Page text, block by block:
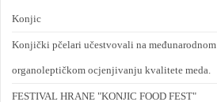
Konjic
Konjički pčelari učestvovali na međunarodnom
organoleptičkom ocjenjivanju kvalitete meda.
FESTIVAL HRANE "KONJIC FOOD FEST"